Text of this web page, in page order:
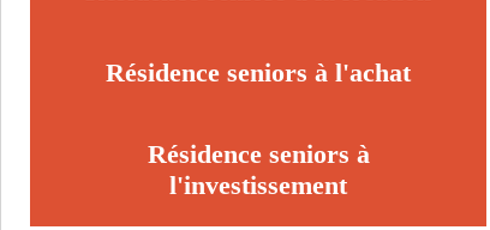
Résidence seniors à l'achat
Résidence seniors à
l'investissement